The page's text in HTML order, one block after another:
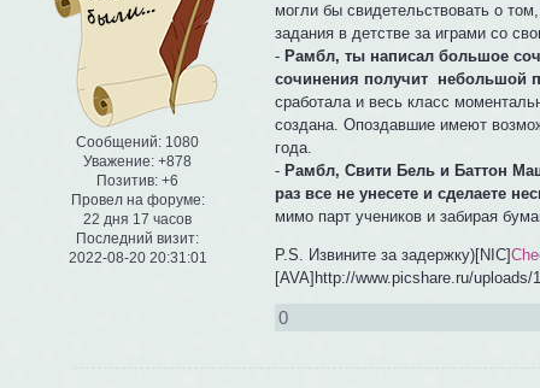
Сообщений: 1080
Уважение: +878
Позитив: +6
Провел на форуме:
22 дня 17 часов
Последний визит:
2022-08-20 20:31:01
могли бы свидетельствовать о
задания в детстве за играми со
- Рамбл, ты написал большое
сочинения получит небольшой
сработала и весь класс
создана. Опоздавшие имеют
года.
- Рамбл, Свити Бель и Баттон
раз все не унесете и сделаете
мимо парт учеников и забирая
P.S. Извините за задержку)[NIC]
[AVA]http://www.picshare.ru/
0